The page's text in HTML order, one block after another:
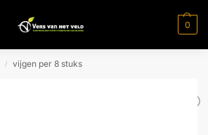
0
/ vijgen per 8 stuks